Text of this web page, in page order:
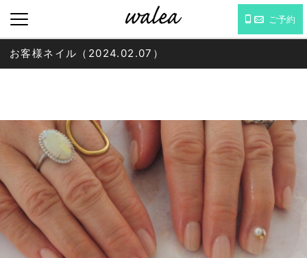
ご予約
お客様ネイル（2024.02.07）